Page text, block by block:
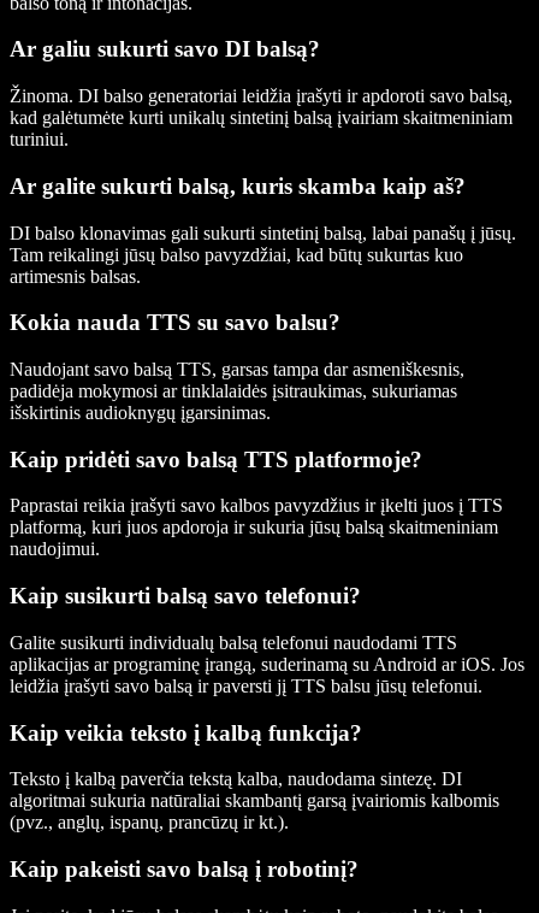
Ar galiu sukurti savo DI balsą?
Žinoma. DI balso generatoriai leidžia įrašyti ir apdoroti savo balsą,
kad galėtumėte kurti unikalų sintetinį balsą įvairiam skaitmeniniam
turiniui.
Ar galite sukurti balsą, kuris skamba kaip aš?
DI balso klonavimas gali sukurti sintetinį balsą, labai panašų į jūsų.
Tam reikalingi jūsų balso pavyzdžiai, kad būtų sukurtas kuo
artimesnis balsas.
Kokia nauda TTS su savo balsu?
Naudojant savo balsą TTS, garsas tampa dar asmeniškesnis,
padidėja mokymosi ar tinklalaidės įsitraukimas, sukuriamas
išskirtinis audioknygų įgarsinimas.
Kaip pridėti savo balsą TTS platformoje?
Paprastai reikia įrašyti savo kalbos pavyzdžius ir įkelti juos į TTS
platformą, kuri juos apdoroja ir sukuria jūsų balsą skaitmeniniam
naudojimui.
Kaip susikurti balsą savo telefonui?
Galite susikurti individualų balsą telefonui naudodami TTS
aplikacijas ar programinę įrangą, suderinamą su Android ar iOS. Jos
leidžia įrašyti savo balsą ir paversti jį TTS balsu jūsų telefonui.
Kaip veikia teksto į kalbą funkcija?
Teksto į kalbą paverčia tekstą kalba, naudodama sintezę. DI
algoritmai sukuria natūraliai skambantį garsą įvairiomis kalbomis
(pvz., anglų, ispanų, prancūzų ir kt.).
Kaip pakeisti savo balsą į robotinį?